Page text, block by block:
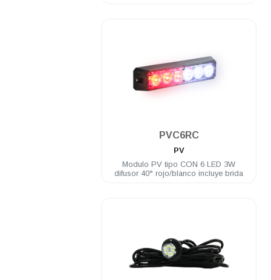
PVC6RC
PV
Modulo PV tipo CON 6 LED 3W
difusor 40° rojo/blanco incluye brida